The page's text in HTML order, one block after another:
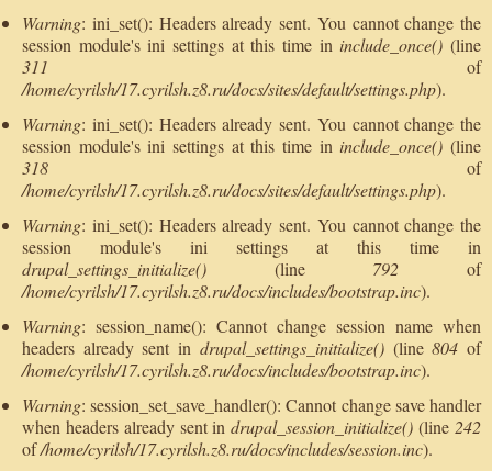
Warning: ini_set(): Headers already sent. You cannot change the
session module's ini settings at this time in include_once() (line
311 of
/home/cyrilsh/17.cyrilsh.z8.ru/docs/sites/default/settings.php).
Warning: ini_set(): Headers already sent. You cannot change the
session module's ini settings at this time in include_once() (line
318 of
/home/cyrilsh/17.cyrilsh.z8.ru/docs/sites/default/settings.php).
Warning: ini_set(): Headers already sent. You cannot change the
session module's ini settings at this time in
drupal_settings_initialize() (line 792 of
/home/cyrilsh/17.cyrilsh.z8.ru/docs/includes/bootstrap.inc).
Warning: session_name(): Cannot change session name when
headers already sent in drupal_settings_initialize()(line804 of
/home/cyrilsh/17.cyrilsh.z8.ru/docs/includes/bootstrap.inc).
Warning: session_set_save_handler(): Cannot change save handler
when headers already sent indrupal_session_initialize() (line 242
of/home/cyrilsh/17.cyrilsh.z8.ru/docs/includes/session.inc).